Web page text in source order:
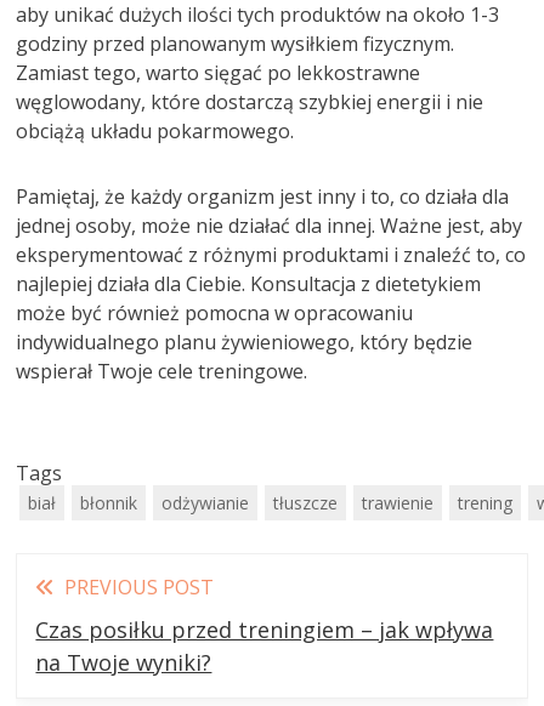
aby unikać dużych ilości tych produktów na około 1-3
godziny przed planowanym wysiłkiem fizycznym.
Zamiast tego, warto sięgać po lekkostrawne
węglowodany, które dostarczą szybkiej energii i nie
obciążą układu pokarmowego.
Pamiętaj, że każdy organizm jest inny i to, co działa dla
jednej osoby, może nie działać dla innej. Ważne jest, aby
eksperymentować z różnymi produktami i znaleźć to, co
najlepiej działa dla Ciebie. Konsultacja z dietetykiem
może być również pomocna w opracowaniu
indywidualnego planu żywieniowego, który będzie
wspierał Twoje cele treningowe.
Tags
biał błonnik odżywianie tłuszcze trawienie trening
Read
more
articles
PREVIOUS POST
Czas posiłku przed treningiem – jak wpływa
na Twoje wyniki?